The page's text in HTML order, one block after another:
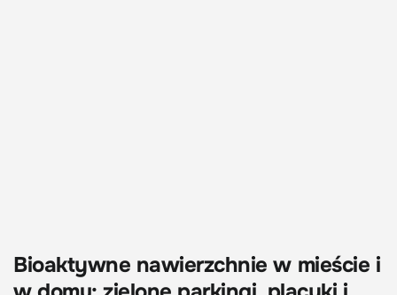
Bioaktywne nawierzchnie w mieście i